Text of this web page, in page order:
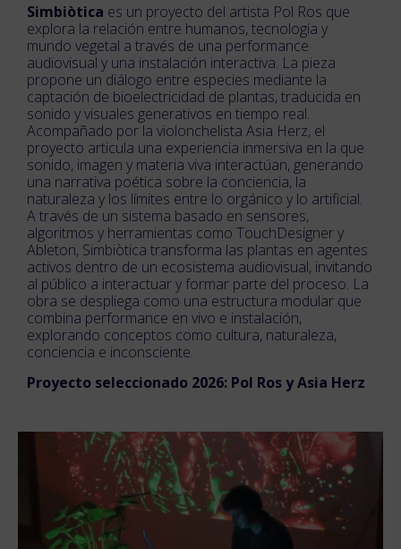
Simbiòtica es un proyecto del artista Pol Ros que
explora la relación entre humanos, tecnología y
mundo vegetal a través de una performance
audiovisual y una instalación interactiva. La pieza
propone un diálogo entre especies mediante la
captación de bioelectricidad de plantas, traducida en
sonido y visuales generativos en tiempo real.
Acompañado por la violonchelista Asia Herz, el
proyecto articula una experiencia inmersiva en la que
sonido, imagen y materia viva interactúan, generando
una narrativa poética sobre la conciencia, la
naturaleza y los límites entre lo orgánico y lo artificial.
A través de un sistema basado en sensores,
algoritmos y herramientas como TouchDesigner y
Ableton, Simbiòtica transforma las plantas en agentes
activos dentro de un ecosistema audiovisual, invitando
al público a interactuar y formar parte del proceso. La
obra se despliega como una estructura modular que
combina performance en vivo e instalación,
explorando conceptos como cultura, naturaleza,
conciencia e inconsciente.
Proyecto seleccionado 2026: Pol Ros y Asia Herz